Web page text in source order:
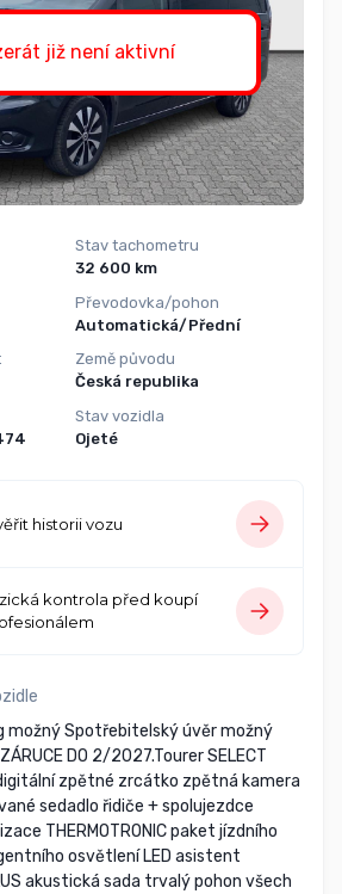
již není aktivní
Stav tachometru
32 600 km
Převodovka/pohon
Automatická/Přední
Země původu
Česká republika
Stav vozidla
Ojeté
historii vozu
kontrola před koupí
možný Spotřebitelský úvěr možný
ZÁRUCE DO 2/2027.Tourer SELECT
zpětné zrcátko zpětná kamera
sedadlo řidiče + spolujezdce
THERMOTRONIC paket jízdního
osvětlení LED asistent
akustická sada trvalý pohon všech